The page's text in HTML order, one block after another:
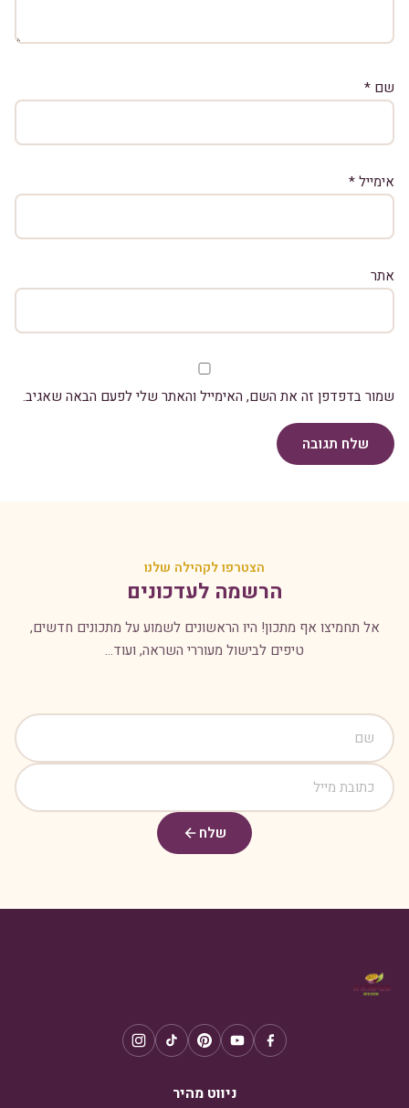
שם *
אימייל*
אתר
שמור בדפדפן זה את השם, האימייל והאתר שלי לפעם הבאה שאגיב.
שלח תגובה
הצטרפו לקהילה שלנו
הרשמה לעדכונים
אל תחמיצו אף מתכון! היו הראשונים לשמוע על מתכונים חדשים,
טיפים לבישול מעוררי השראה, ועוד...
שלח
ניווט מהיר